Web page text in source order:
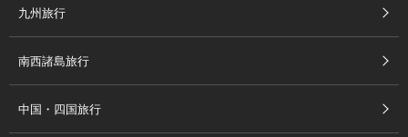
九州旅行
南西諸島旅行
中国・四国旅行